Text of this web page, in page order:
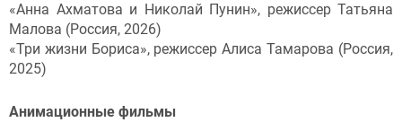
«Анна Ахматова и Николай Пунин», режиссер Татьяна
Малова (Россия, 2026)
«Три жизни Бориса», режиссер Алиса Тамарова (Россия,
2025)
Анимационные фильмы